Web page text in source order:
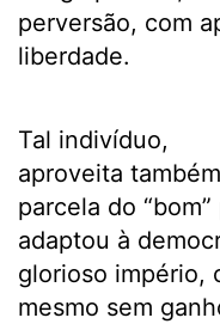
perversão, com
liberdade.
Tal indivíduo,
aproveita
parcela do
adaptou à
glorioso império,
mesmo sem